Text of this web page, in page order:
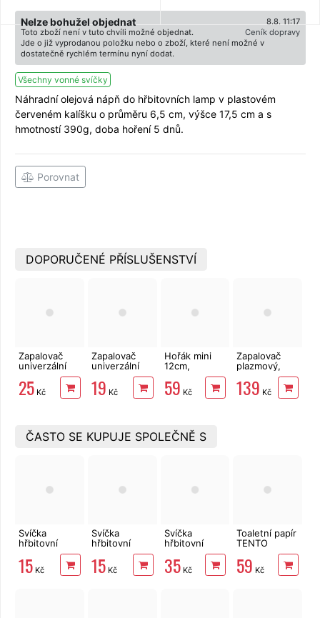
8.8. 11:17
Nelze bohužel objednat
Ceník dopravy
Toto zboží není v tuto chvíli možné objednat.
Jde o již vyprodanou položku nebo o zboží, které není možné v
dostatečně rychlém termínu nyní dodat.
Všechny vonné svíčky
Náhradní olejová nápň do hřbitovních lamp v plastovém
červeném kalíšku o průměru 6,5 cm, výšce 17,5 cm a s
hmotností 390g, doba hoření 5 dnů.
Porovnat
DOPORUČENÉ PŘÍSLUŠENSTVÍ
Zapalovač
univerzální
teleskopický
25 Kč
Zapalovač
univerzální
19 Kč
Hořák mini
12cm,
plynový
zapalovač
59 Kč
Zapalovač
plazmový,
nabíjecí USB-
C ohebný
Extol
139 Kč
ČASTO SE KUPUJE SPOLEČNĚ S
Svíčka
hřbitovní
olejová 105g,
4,8 x 9,5 cm,
červená
15 Kč
Svíčka
hřbitovní
olejová 105g,
4,8 x 9,5 cm,
bílá
15Kč
Svíčka
hřbitovní
olejová náplň
plastová
310g,
35Kč
Toaletní papír
TENTO
3vrstvý 8 rolí,
144 m
59 Kč